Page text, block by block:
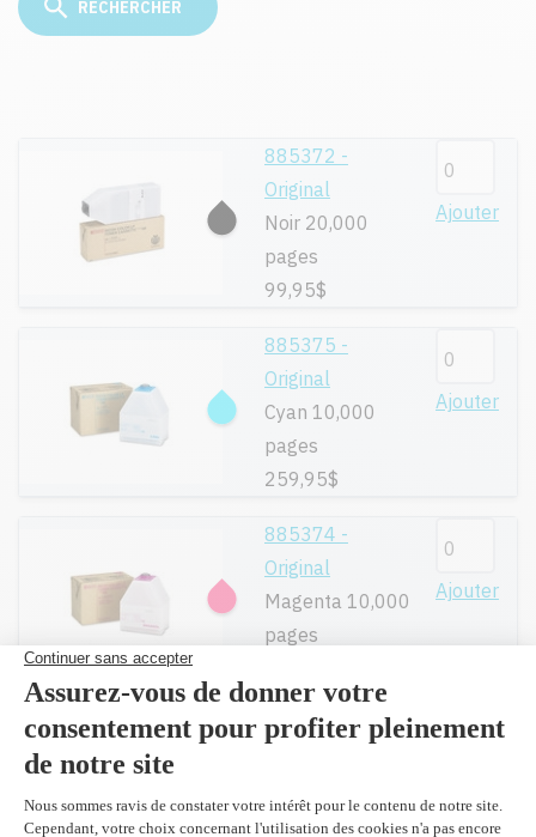
885372 -
Original
Noir 20,000
pages
99,95$
Ajouter
885375 -
Original
Cyan 10,000
pages
259,95$
Ajouter
885374 -
Original
Magenta 10,000
pages
Ajouter
885373 -
pages